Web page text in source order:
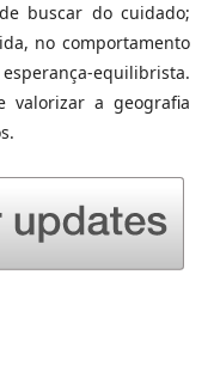
buscar do cuidado;
no comportamento
equilibrista.
valorizar a geografia